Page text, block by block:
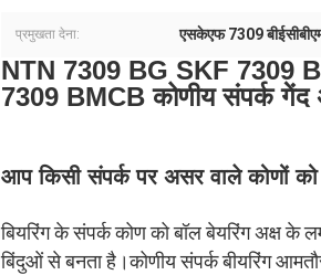
प्रमुखता देना: एसकेएफ 7309
NTN 7309 BG SKF 7309
7309 BMCB कोणीय संपर्क गेंद
आप किसी संपर्क पर असर वाले कोणों
बियरिंग के संपर्क कोण को बॉल बेयरिंग अक्ष के
बिंदुओं से बनता है।कोणीय संपर्क बीयरिंग